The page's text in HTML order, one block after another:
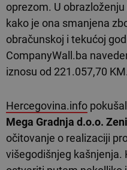
oprezom. U
kako je ona smanjena
obračunskoj i tekućoj
CompanyWall.ba
iznosu od 221.057,70 KM.
Hercegovina.info
Mega Gradnja d.o.o.
očitovanje o realizaciji
višegodišnjeg kašnjenja.